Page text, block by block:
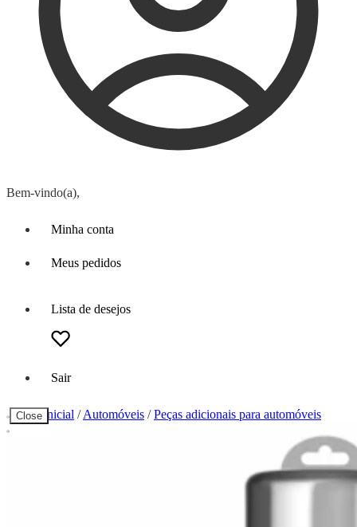
Bem-vindo(a),
Minha conta
Meus pedidos
Lista de desejos
Sair
Close
Página inicial /Automóveis /Peças adicionais para automóveis